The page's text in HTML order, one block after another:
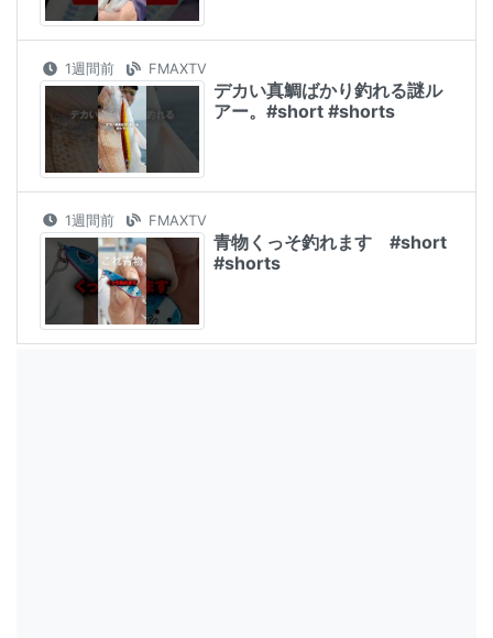
1週間前 FMAXTV
デカい真鯛ばかり釣れる謎ル
アー。#short #shorts
1週間前 FMAXTV
青物くっそ釣れます #short
#shorts